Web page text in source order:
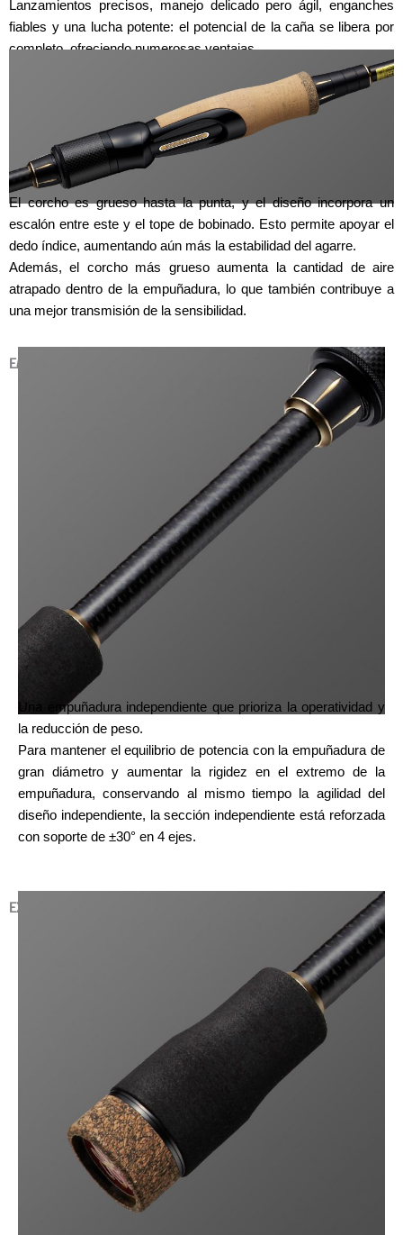
Lanzamientos precisos, manejo delicado pero ágil, enganches
fiables y una lucha potente: el potencial de la caña se libera por
completo, ofreciendo numerosas ventajas.
El corcho es grueso hasta la punta, y el diseño incorpora un
escalón entre este y el tope de bobinado. Esto permite apoyar el
dedo índice, aumentando aún más la estabilidad del agarre.
Además, el corcho más grueso aumenta la cantidad de aire
atrapado dentro de la empuñadura, lo que también contribuye a
una mejor transmisión de la sensibilidad.
EMPUÑADURA INDEPENDIENTE
Una empuñadura independiente que prioriza la operatividad y
la reducción de peso.
Para mantener el equilibrio de potencia con la empuñadura de
gran diámetro y aumentar la rigidez en el extremo de la
empuñadura, conservando al mismo tiempo la agilidad del
diseño independiente, la sección independiente está reforzada
con soporte de ±30° en 4 ejes.
EXTREMO